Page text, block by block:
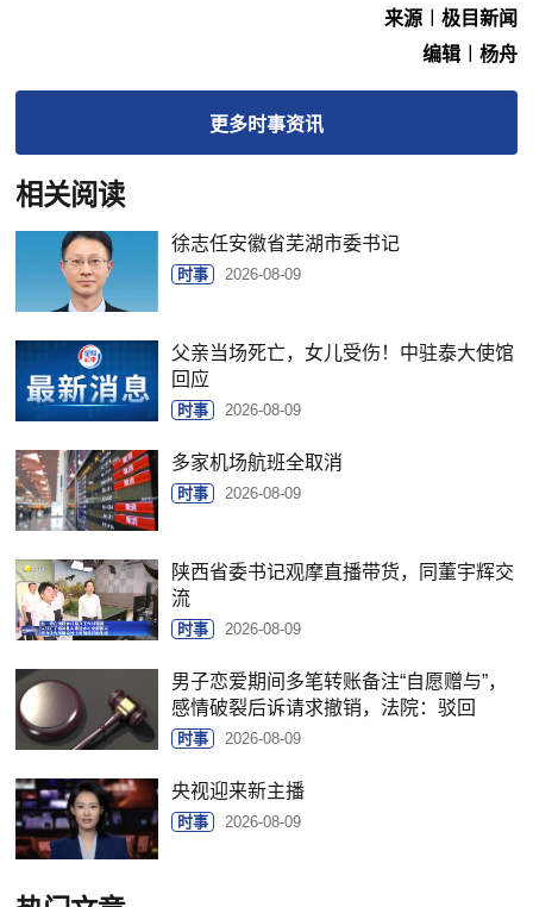
来源︱极目新闻
编辑︱杨舟
更多时事资讯
相关阅读
徐志任安徽省芜湖市委书记
时事 2026-08-09
父亲当场死亡，女儿受伤！中驻泰大使馆
回应
时事 2026-08-09
多家机场航班全取消
时事 2026-08-09
陕西省委书记观摩直播带货，同董宇辉交
流
时事 2026-08-09
男子恋爱期间多笔转账备注“自愿赠与”，
感情破裂后诉请求撤销，法院：驳回
时事 2026-08-09
央视迎来新主播
时事 2026-08-09